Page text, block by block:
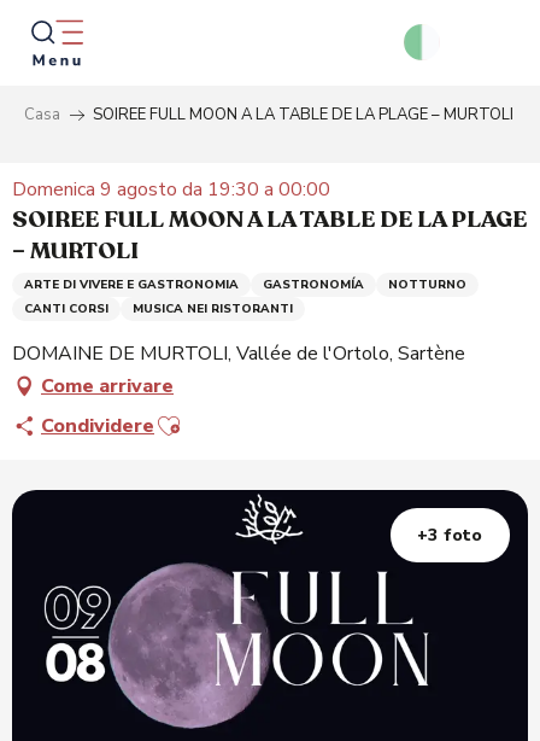
Aller
contenu
principal
Casa SOIREE FULL MOON A LA TABLE DE LA PLAGE – MURTOLI
Domenica 9 agosto da 19:30 a 00:00
SOIREE FULL MOON A LA TABLE DE LA PLAGE
– MURTOLI
ARTE DI VIVERE E GASTRONOMIA GASTRONOMÍA
NOTTURNO
CANTI CORSI
MUSICA NEI RISTORANTI
DOMAINE DE MURTOLI, Vallée de l'Ortolo, Sartène
Come arrivare
CondividereAjouter aux favoris
+3 foto